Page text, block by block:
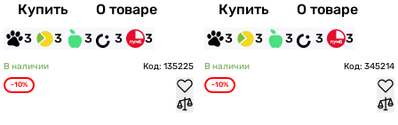
Купить О товаре
3 3 3 3 3
Купить О товаре
3 3 3 3 3
В наличии Код: 135225
-10%
В наличии Код: 345214
-10%